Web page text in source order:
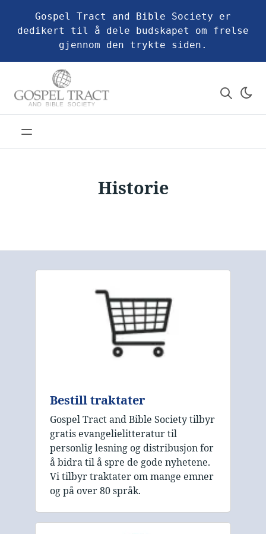
Gospel Tract and Bible Society er
dedikert til å dele budskapet om frelse
gjennom den trykte siden.
Historie
Bestill traktater
Gospel Tract and Bible Society tilbyr
gratis evangelielitteratur til
personlig lesning og distribusjon for
å bidra til å spre de gode nyhetene.
Vi tilbyr traktater om mange emner
og på over 80 språk.